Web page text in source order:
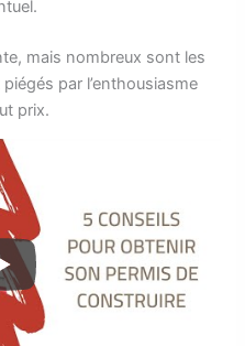
mais nombreux sont les
par l’enthousiasme
prix.